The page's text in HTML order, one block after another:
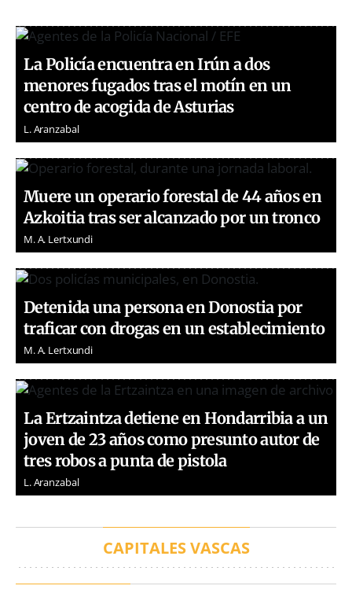
La Policía encuentra en Irún a dos
menores fugados tras el motín en un
centro de acogida de Asturias
L. Aranzabal
Muere un operario forestal de 44 años en
Azkoitia tras ser alcanzado por un tronco
M. A. Lertxundi
Detenida una persona en Donostia por
traficar con drogas en un establecimiento
M. A. Lertxundi
La Ertzaintza detiene en Hondarribia a un
joven de 23 años como presunto autor de
tres robos a punta de pistola
L. Aranzabal
CAPITALES VASCAS